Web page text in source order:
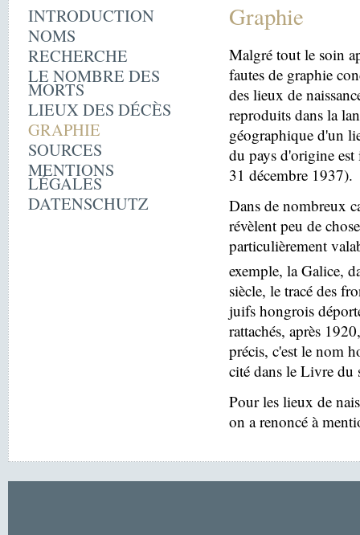
INTRODUCTION
NOMS
RECHERCHE
LE NOMBRE DES
MORTS
LIEUX DES DÉCÈS
GRAPHIE
SOURCES
MENTIONS
LÉGALES
DATENSCHUTZ
Graphie
Malgré tout le soin
fautes de graphie
des lieux de
reproduits dans la
géographique d'un
du pays d'origine est
31 décembre 1937).
Dans de nombreux
révèlent peu de
particulièrement
exemple, la Galice,
siècle, le tracé des
juifs hongrois
rattachés, après
précis, c'est le nom
cité dans le Livre du
Pour les lieux de
on a renoncé à